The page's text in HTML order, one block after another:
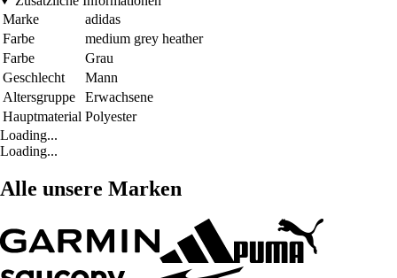
Marke
adidas
Farbe
medium grey heather
Farbe
Grau
Geschlecht
Mann
Altersgruppe
Erwachsene
Hauptmaterial Polyester
Loading...
Loading...
Alle unsere Marken